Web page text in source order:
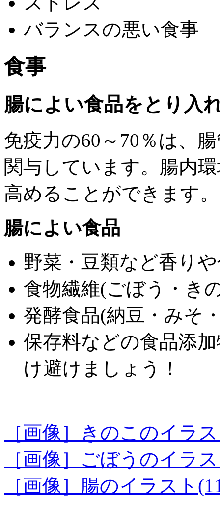
バランスの悪い食事
食事
腸によい食品をとり入
免疫力の60～70％は、
関与しています。腸内
高めることができます。
腸によい食品
野菜・豆類など香り
食物繊維(ごぼう・き
発酵食品(納豆・みそ
保存料などの食品添
け避けましょう！
［画像］きのこのイラ
［画像］ごぼうのイラ
［画像］腸のイラスト